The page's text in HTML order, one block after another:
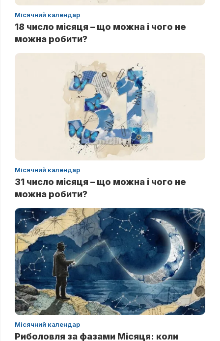
Місячний календар
18 число місяця – що можна і чого не
можна робити?
Місячний календар
31 число місяця – що можна і чого не
можна робити?
Місячний календар
Риболовля за фазами Місяця: коли